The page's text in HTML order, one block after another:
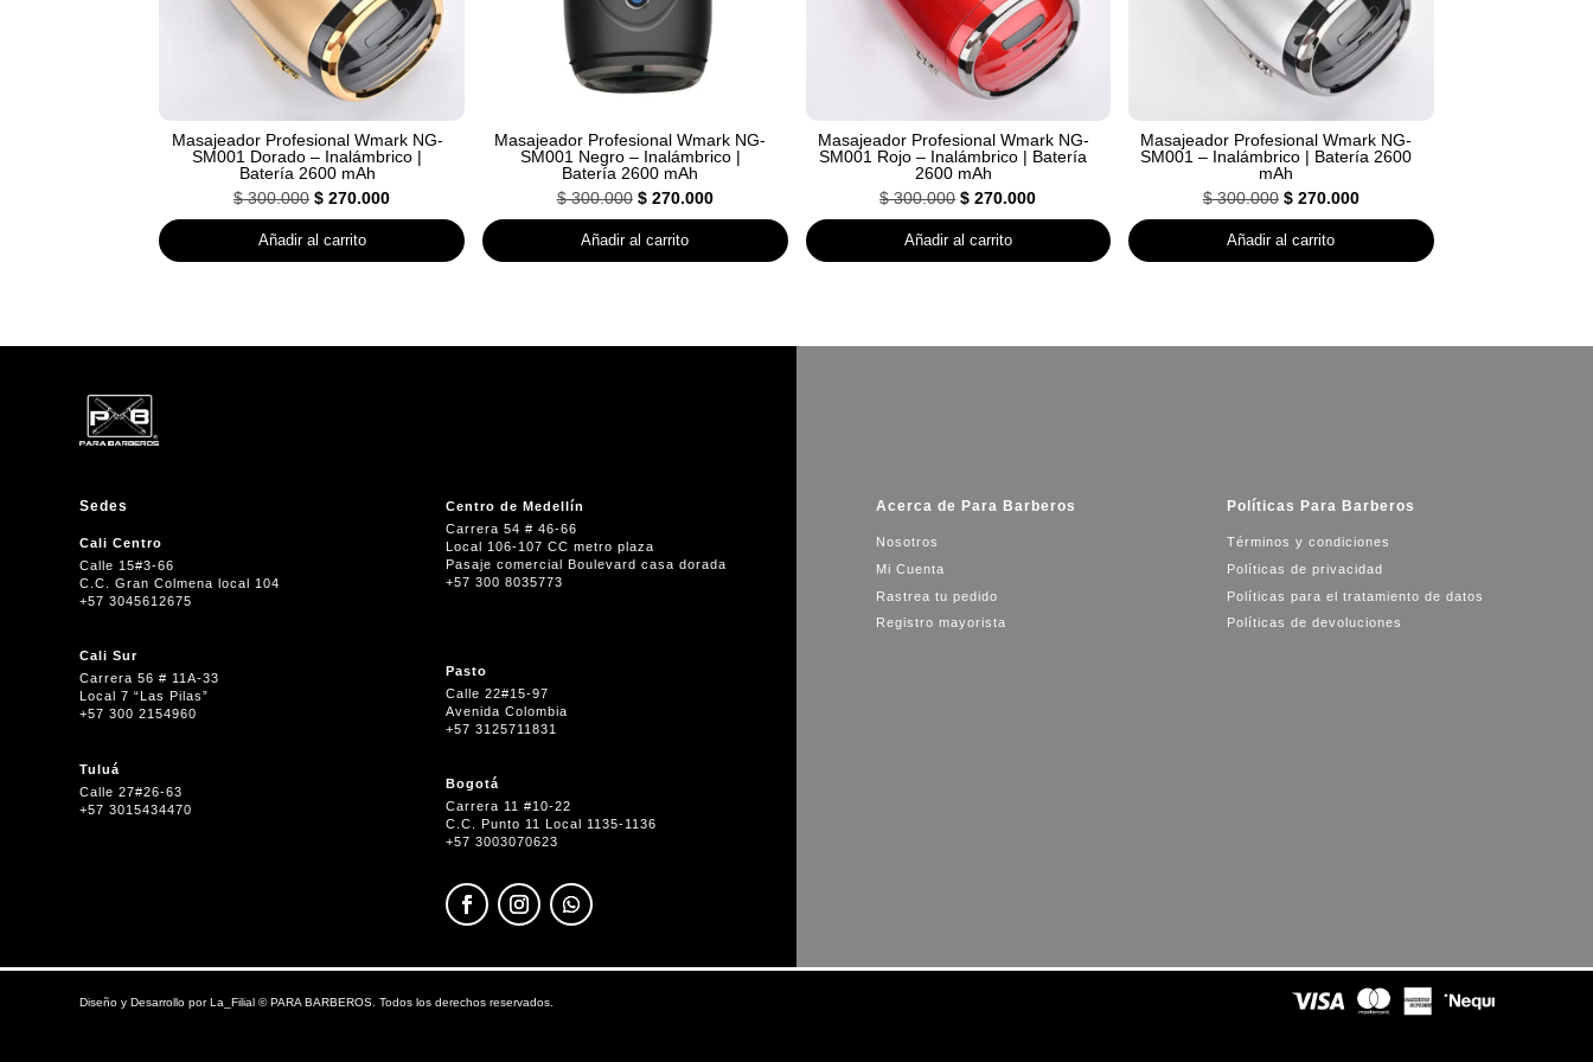
Masajeador Profesional Wmark NG-
SM001 Dorado – Inalámbrico |
Batería 2600 mAh
$300.000 El
precio
original
$ 270.000El
precio
Añadir al carrito
Masajeador Profesional Wmark NG-
SM001 Negro – Inalámbrico |
Batería 2600 mAh
$300.000 El
precio
original
$270.000El
precio
Añadir al carrito
Masajeador Profesional Wmark NG-
SM001 Rojo – Inalámbrico | Batería
2600 mAh
$300.000 El
precio
original
$ 270.000El
precio
Añadir al carrito
Masajeador Profesional Wmark NG-
SM001 – Inalámbrico | Batería 2600
mAh
$300.000 El
precio
original
$270.000El
precio
Añadir al carrito
Sedes
Cali Centro
Calle 15#3-66
C.C. Gran Colmena local 104
+57 3045612675
Cali Sur
Carrera 56 # 11A-33
Local 7 “Las Pilas”
+57 300 2154960
Tuluá
Calle 27#26-63
+57 3015434470
Centro de Medellín
Carrera 54 # 46-66
Local 106-107 CC metro plaza
Pasaje comercial Boulevard casa dorada
+57 300 8035773
Pasto
Calle 22#15-97
Avenida Colombia
+57 3125711831
Bogotá
Carrera 11 #10-22
C.C. Punto 11 Local 1135-1136
+57 3003070623
Acerca de Para Barberos
Nosotros
Mi Cuenta
Rastrea tu pedido
Registro mayorista
Políticas Para Barberos
Términos y condiciones
Políticas de privacidad
Políticas para el tratamiento de datos
Políticas de devoluciones
Diseño y Desarrollo porLa_Filial ©PARA BARBEROS. Todos los derechos reservados.